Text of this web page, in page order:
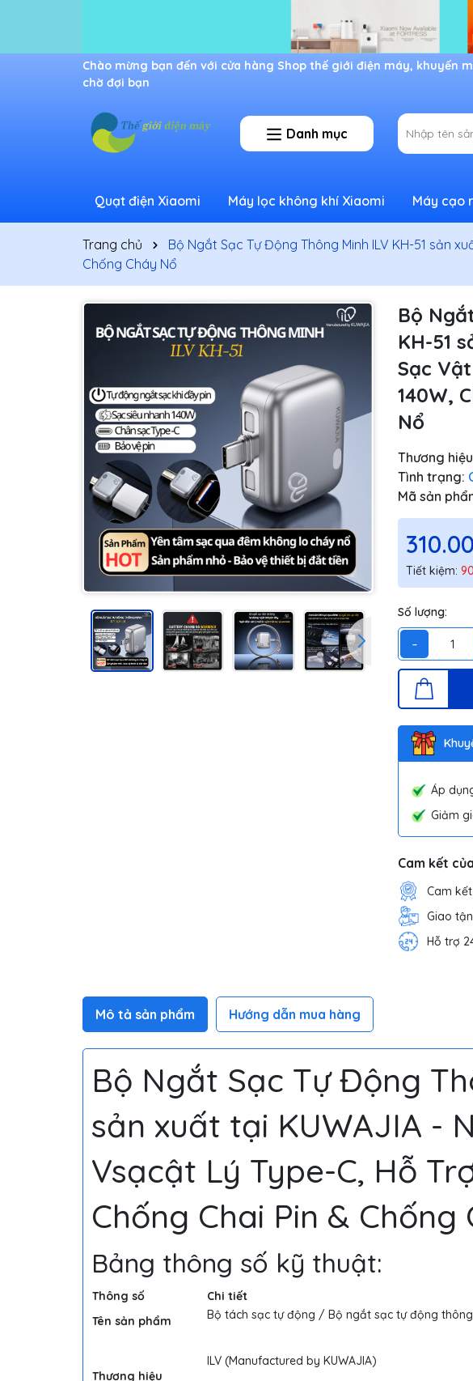
Ưu đãi lớn dành cho thành viên mới
Danh mục
Quạt điện Xiaomi Máy lọc không khí Xiaomi Máy cạo
Trang chủ
Bộ Ngắt Sạc Tự Động Thông Minh ILV KH-51 sản
Chống Cháy Nổ
Bộ
KH-51
Sạc
140W,
Nổ
Thương
Tình trạng:
Mã sản
Tiết kiệm:
Số lượng:
-
Áp
Giảm
Cam kết
Cam
Giao
Hỗ trợ
Mô tả sản phẩm Hướng dẫn mua hàng
Bộ Ngắt Sạc Tự Động
sản xuất tại KUWAJIA -
Vsạcật Lý Type-C, Hỗ
Chống Chai Pin & Chống
Bảng thông số kỹ thuật:
Thông số
Chi tiết
Tên sản phẩm
Bộ tách sạc tự động / Bộ ngắt sạc tự động
Thương hiệu
ILV (Manufactured by KUWAJIA)